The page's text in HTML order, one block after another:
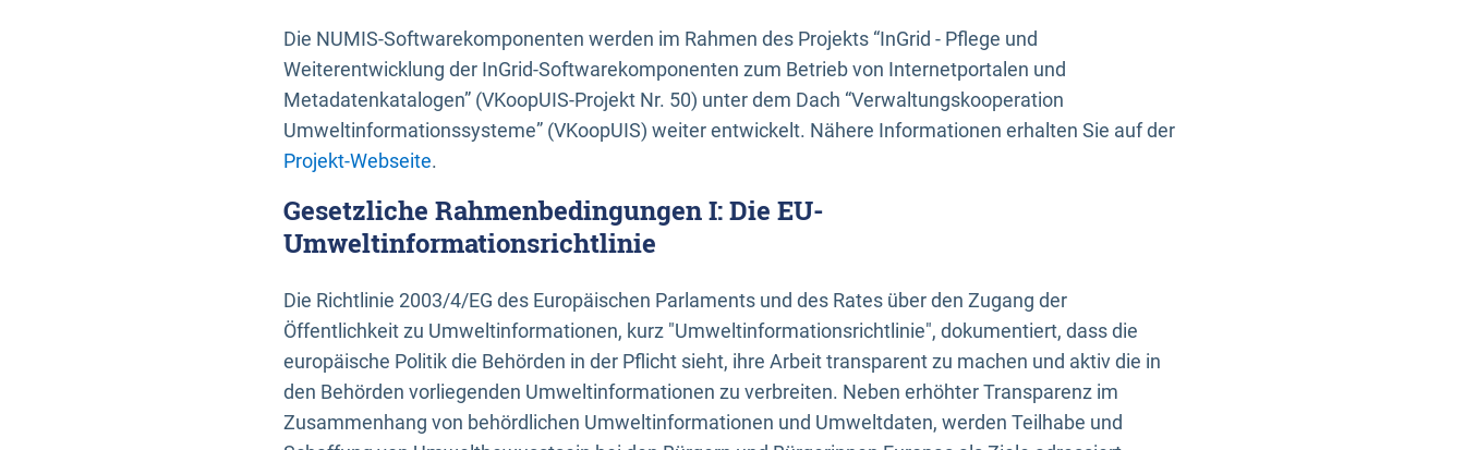
Die NUMIS-Softwarekomponenten werden im Rahmen des Projekts “InGrid - Pflege und
Weiterentwicklung der InGrid-Softwarekomponenten zum Betrieb von Internetportalen und
Metadatenkatalogen” (VKoopUIS-Projekt Nr. 50) unter dem Dach “Verwaltungskooperation
Umweltinformationssysteme” (VKoopUIS) weiter entwickelt. Nähere Informationen erhalten Sie auf der
Projekt-Webseite.
Gesetzliche Rahmenbedingungen I: Die EU-
Umweltinformationsrichtlinie
Die Richtlinie 2003/4/EG des Europäischen Parlaments und des Rates über den Zugang der
Öffentlichkeit zu Umweltinformationen, kurz "Umweltinformationsrichtlinie", dokumentiert, dass die
europäische Politik die Behörden in der Pflicht sieht, ihre Arbeit transparent zu machen und aktiv die in
den Behörden vorliegenden Umweltinformationen zu verbreiten. Neben erhöhter Transparenz im
Zusammenhang von behördlichen Umweltinformationen und Umweltdaten, werden Teilhabe und